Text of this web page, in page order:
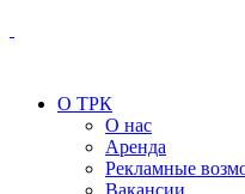
О ТРК
О нас
Аренда
Рекламные
Вакансии